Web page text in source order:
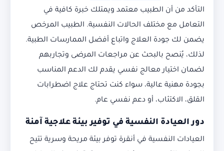
التأكد من أن الطبيب معتمد ويمتلك خبرة كافية في
التعامل مع مختلف الحالات النفسية. الطبيب المرخص
يضمن لك جودة العلاج واتباع أفضل الممارسات الطبية.
لذلك، يُنصح بالبحث عن مراجعات المرضى وتجاربهم
لضمان اختيار معالج نفسي يقدم لك الدعم المناسب
بجودة مهنية عالية، سواء كنت تحتاج علاج اضطرابات
القلق، الاكتئاب، أو دعم نفسي عام.
دور العيادة النفسية في توفير بيئة علاجية آمنة
العيادات النفسية في أنقرة توفر بيئة مريحة وسرية تتيح